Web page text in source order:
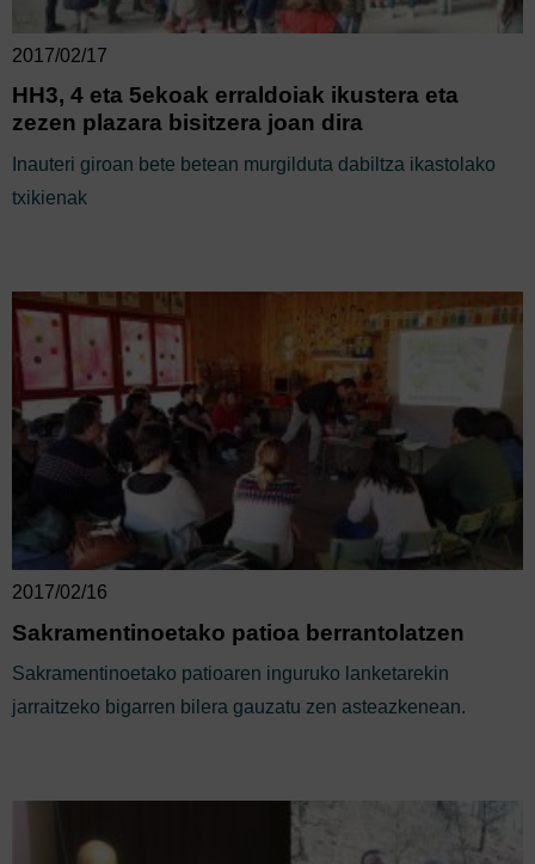
2017/02/17
HH3, 4 eta 5ekoak erraldoiak ikustera eta
zezen plazara bisitzera joan dira
Inauteri giroan bete betean murgilduta dabiltza ikastolako
txikienak
2017/02/16
Sakramentinoetako patioa berrantolatzen
Sakramentinoetako patioaren inguruko lanketarekin
jarraitzeko bigarren bilera gauzatu zen asteazkenean.